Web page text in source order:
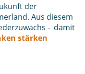
der
Aus diesem
- damit
stärken